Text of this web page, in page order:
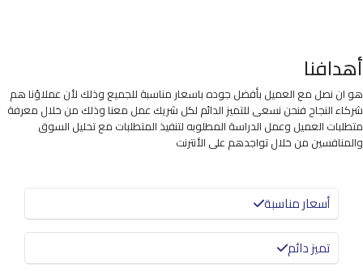
أهدافنا
هو ان نصل مع العميل بأفضل جوده باسعار مناسبة للجميع وذلك لأن عملاؤنا هم
شركاء النجاح فنحن نسعى للتميز الدائم لكل شريك عمل معنا وذلك من خلال معرفة
متطلبات العميل وعمل الدراسة المطلوبه لتنفيذ المتطلبات مع تحليل السوق
والمنافسين من خلال تواجدهم على الأنترنت
أسعار مناسبة
تميز دائم